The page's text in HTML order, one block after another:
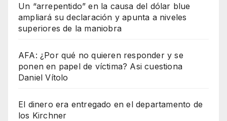
Un “arrepentido” en la causa del dólar blue
ampliará su declaración y apunta a niveles
superiores de la maniobra
AFA: ¿Por qué no quieren responder y se
ponen en papel de víctima? Asi cuestiona
Daniel Vítolo
El dinero era entregado en el departamento de
los Kirchner